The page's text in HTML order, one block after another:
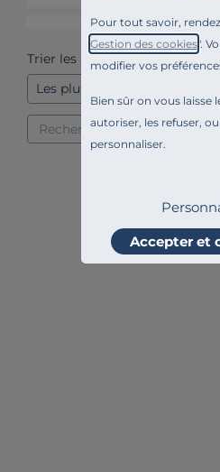
Pour tout savoir,
Gestion des cookies".
modifier vos
Bien sûr on vous laisse
autoriser, les refuser,
personnaliser.
Accepter et
Trier les avis